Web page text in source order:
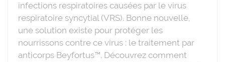
infections respiratoires causées par le virus
respiratoire syncytial (VRS). Bonne nouvelle,
une solution existe pour protéger les
nourrissons contre ce virus : le traitement par
anticorps Beyfortus™. Découvrez comment